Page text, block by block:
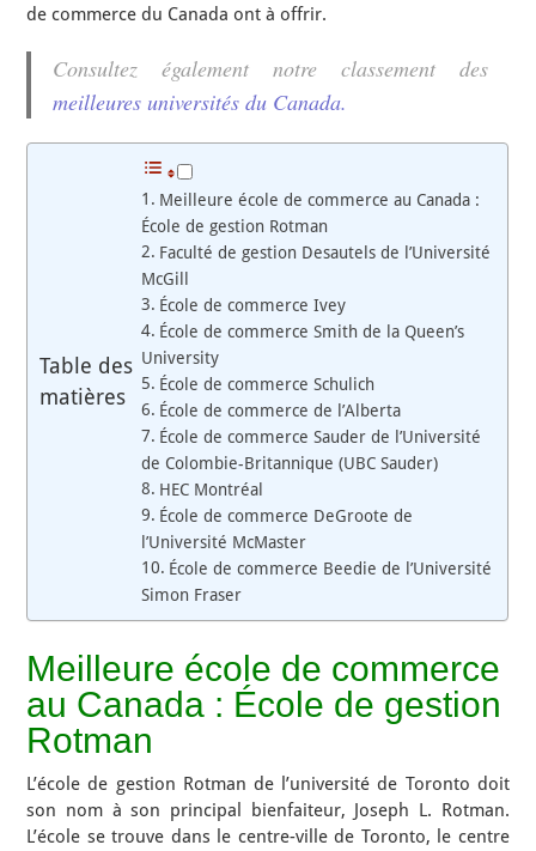
de commerce du Canada ont à offrir.
Consultez également notre classement des
meilleures universités du Canada.
Table des
matières
Meilleure école de commerce au Canada :
École de gestion Rotman
Faculté de gestion Desautels de l’Université
McGill
École de commerce Ivey
École de commerce Smith de la Queen’s
University
École de commerce Schulich
École de commerce de l’Alberta
École de commerce Sauder de l’Université
de Colombie-Britannique (UBC Sauder)
HEC Montréal
École de commerce DeGroote de
l’Université McMaster
École de commerce Beedie de l’Université
Simon Fraser
Meilleure école de commerce
au Canada : École de gestion
Rotman
L’école de gestion Rotman de l’université de Toronto doit
son nom à son principal bienfaiteur, Joseph L. Rotman.
L’école se trouve dans le centre-ville de Toronto, le centre